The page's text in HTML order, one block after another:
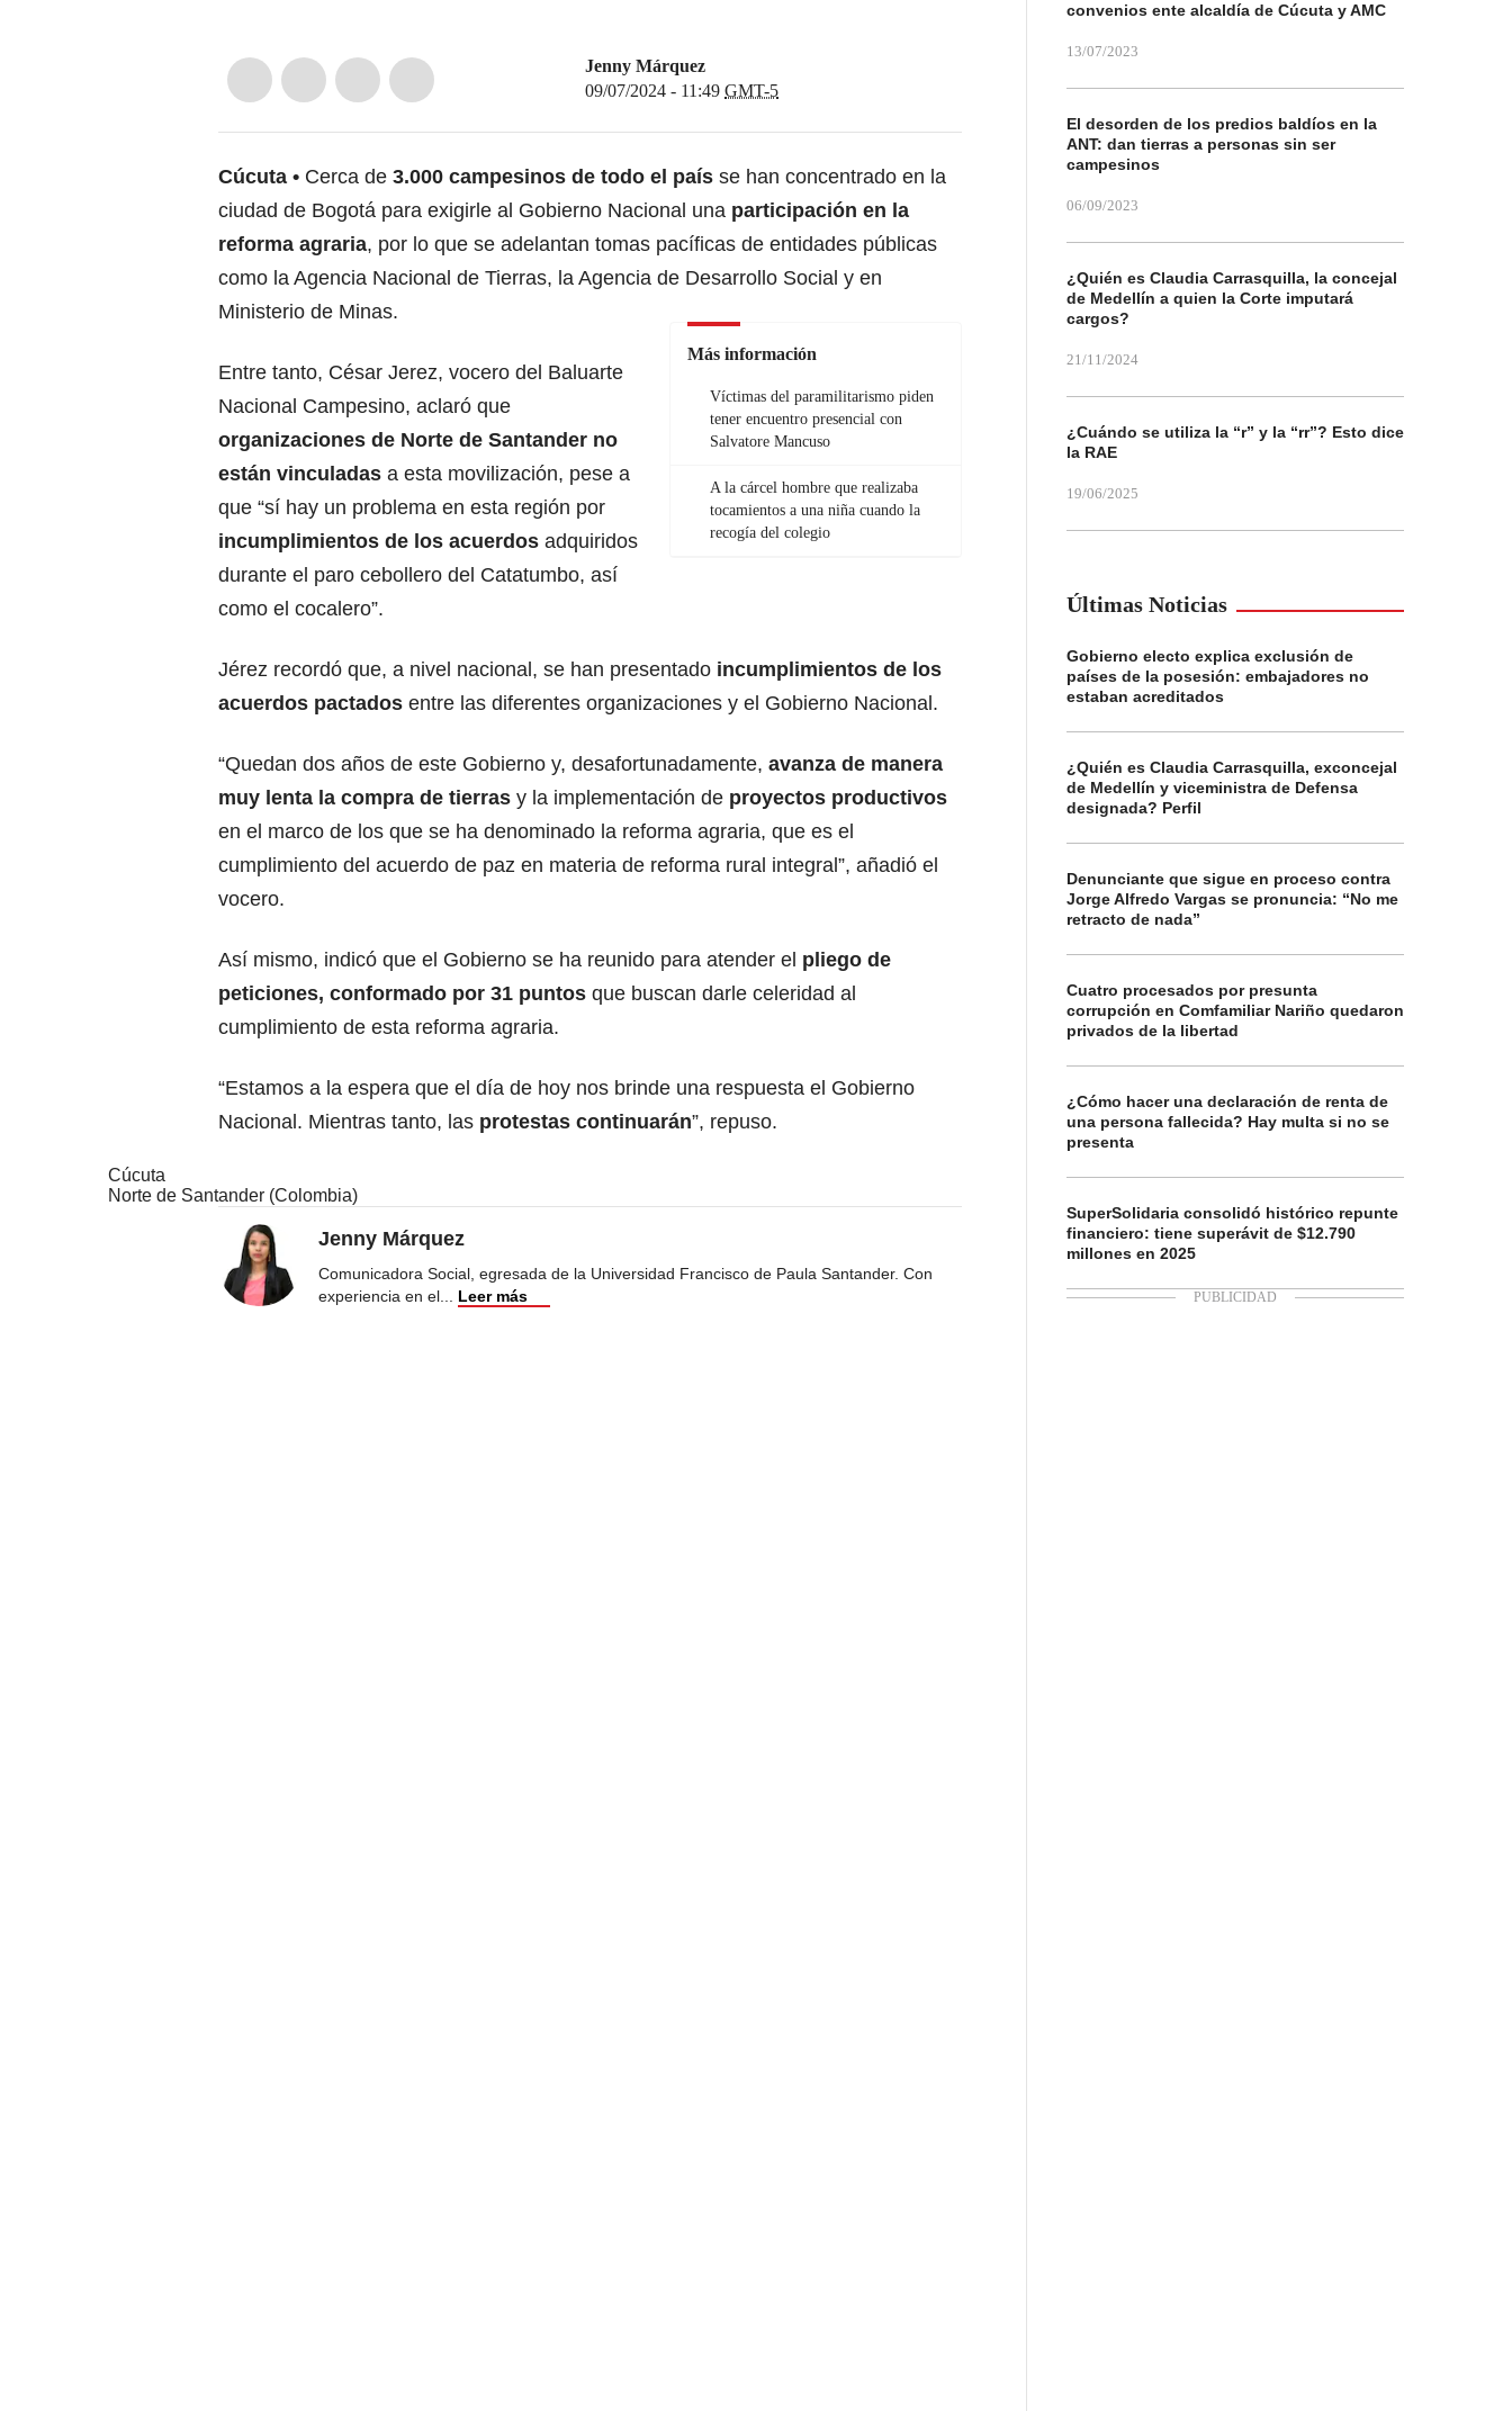
Jenny Márquez
09/07/2024 - 11:49 GMT-5
Cúcuta Cerca de 3.000 campesinos de todo el país se han concentrado en la
ciudad de Bogotá para exigirle al Gobierno Nacional una participación en la
reforma agraria, por lo que se adelantan tomas pacíficas de entidades públicas
como la Agencia Nacional de Tierras, la Agencia de Desarrollo Social y en
Ministerio de Minas.
Más información
Víctimas del paramilitarismo piden
tener encuentro presencial con
Salvatore Mancuso
A la cárcel hombre que realizaba
tocamientos a una niña cuando la
recogía del colegio
Entre tanto, César Jerez, vocero del Baluarte
Nacional Campesino, aclaró que
organizaciones de Norte de Santander no
están vinculadas a esta movilización, pese a
que “sí hay un problema en esta región por
incumplimientos de los acuerdos adquiridos
durante el paro cebollero del Catatumbo, así
como el cocalero”.
Jérez recordó que, a nivel nacional, se han presentado incumplimientos de los
acuerdos pactados entre las diferentes organizaciones y el Gobierno Nacional.
“Quedan dos años de este Gobierno y, desafortunadamente, avanza de manera
muy lenta la compra de tierras y la implementación de proyectos productivos
en el marco de los que se ha denominado la reforma agraria, que es el
cumplimiento del acuerdo de paz en materia de reforma rural integral”, añadió el
vocero.
Así mismo, indicó que el Gobierno se ha reunido para atender el pliego de
peticiones, conformado por 31 puntos que buscan darle celeridad al
cumplimiento de esta reforma agraria.
“Estamos a la espera que el día de hoy nos brinde una respuesta el Gobierno
Nacional. Mientras tanto, las protestas continuarán”, repuso.
Cúcuta
Norte de Santander (Colombia)
Jenny Márquez
Comunicadora Social, egresada de la Universidad Francisco de Paula Santander. Con
experiencia en el... Leer más
convenios ente alcaldía de Cúcuta y AMC
13/07/2023
El desorden de los predios baldíos en la
ANT: dan tierras a personas sin ser
campesinos
06/09/2023
¿Quién es Claudia Carrasquilla, la concejal
de Medellín a quien la Corte imputará
cargos?
21/11/2024
¿Cuándo se utiliza la “r” y la “rr”? Esto dice
la RAE
19/06/2025
Últimas Noticias
Gobierno electo explica exclusión de
países de la posesión: embajadores no
estaban acreditados
¿Quién es Claudia Carrasquilla, exconcejal
de Medellín y viceministra de Defensa
designada? Perfil
Denunciante que sigue en proceso contra
Jorge Alfredo Vargas se pronuncia: “No me
retracto de nada”
Cuatro procesados por presunta
corrupción en Comfamiliar Nariño quedaron
privados de la libertad
¿Cómo hacer una declaración de renta de
una persona fallecida? Hay multa si no se
presenta
SuperSolidaria consolidó histórico repunte
financiero: tiene superávit de $12.790
millones en 2025